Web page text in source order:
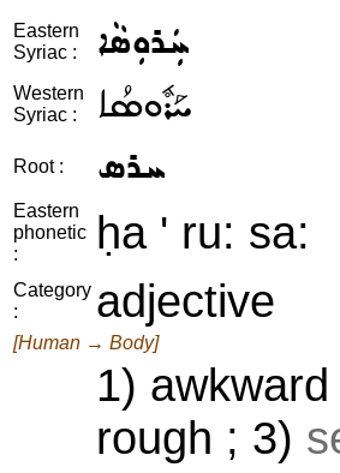
Eastern
Syriac :
ܚܲܪܘܼܣܵܐ
Western
Syriac :
ܚܰܪܽܘܣܳܐ
Root : ܚܪܣ
Eastern
phonetic
:
ḥa ' ru: sa:
Category
:
adjective
[Human → Body]
1)
rough ; 3)